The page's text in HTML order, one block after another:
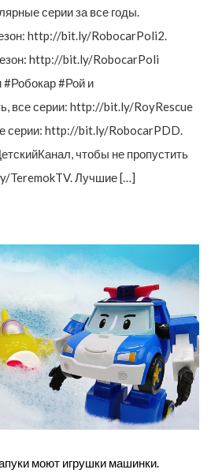
серии за все годы.
http://bit.ly/RobocarPoli2.
http://bit.ly/RobocarPoli
#Рой и
все серии: http://bit.ly/RoyRescue
серии: http://bit.ly/RobocarPDD.
чтобы не пропустить
TeremokTV. Лучшие […]
моют игрушки машинки.